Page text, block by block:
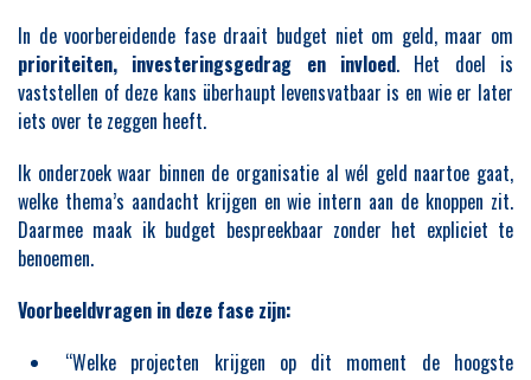
In de voorbereidende fase draait budget niet om geld, maar om
prioriteiten, investeringsgedrag en invloed. Het doel is
vaststellen of deze kans überhaupt levensvatbaar is en wie er later
iets over te zeggen heeft.
Ik onderzoek waar binnen de organisatie al wél geld naartoe gaat,
welke thema’s aandacht krijgen en wie intern aan de knoppen zit.
Daarmee maak ik budget bespreekbaar zonder het expliciet te
benoemen.
Voorbeeldvragen in deze fase zijn:
“Welke projecten krijgen op dit moment de hoogste